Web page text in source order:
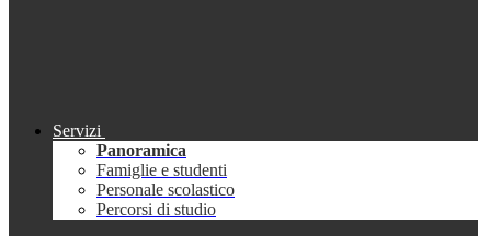
Servizi
Panoramica
Famiglie e studenti
Personale scolastico
Percorsi di studio